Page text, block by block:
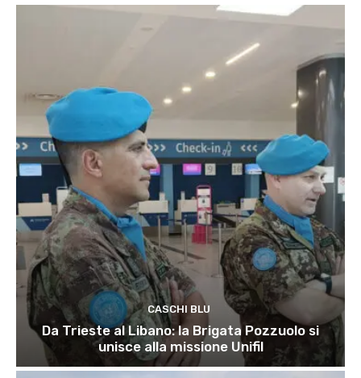
CASCHI BLU
Da Trieste al Libano: la Brigata Pozzuolo si
unisce alla missione Unifil